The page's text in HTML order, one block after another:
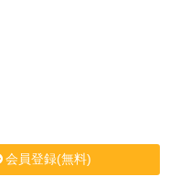
会員登録(無料)